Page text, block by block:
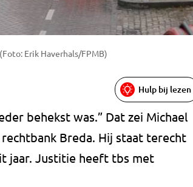
Erik Haverhals/FPMB)
Hulp bij lezen
behekst was.” Dat zei Michael
Breda. Hij staat terecht
jaar. Justitie heeft tbs met